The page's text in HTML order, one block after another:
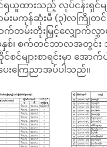
ယူထားသည့် လုပ်ငန်းရှင်မျ
းမကုန်ဆုံးမီ (၃)လကြိုတ
တမ်းတိုးမြှင့်လျှောက်လွှာမ
ခုနှစ်၊ စက်တင်ဘာလအတွင်
င်များစာရင်းမှာ အောက်ပ
ေးကြေညာအပ်ပါသည်။